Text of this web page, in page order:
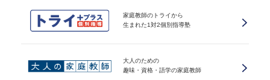
家庭教師のトライから
生まれた1対2個別指導塾
大人のための
趣味・資格・語学の家庭教師